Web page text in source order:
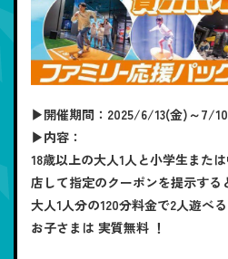
▶開催期間：2025/6/13(金)～7/
▶内容：
18歳以上の大人1人と小学生また
店して指定のクーポンを提示する
大人1人分の120分料金で2人遊べ
お子さまは 実質無料 ！